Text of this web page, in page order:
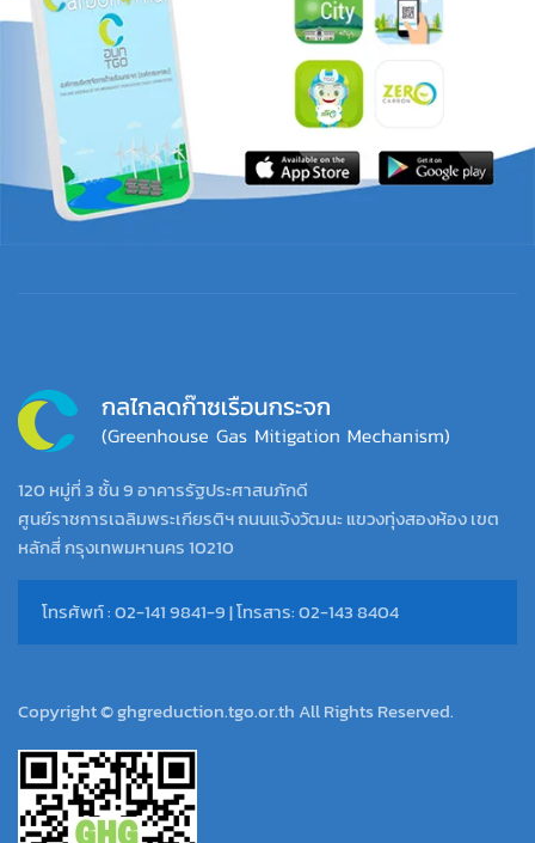
120 หมู่ที่ 3 ชั้น 9 อาคารรัฐประศาสนภักดี
ศูนย์ราชการเฉลิมพระเกียรติฯ ถนนแจ้งวัฒนะ แขวงทุ่งสองห้อง เขต
หลักสี่ กรุงเทพมหานคร 10210
โทรศัพท์ : 02-141 9841-9 | โทรสาร: 02-143 8404
Copyright © ghgreduction.tgo.or.th All Rights Reserved.